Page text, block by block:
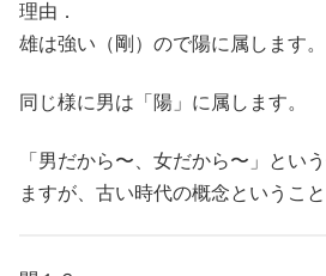
理由．
雄は強い（剛）ので陽に属します。
同じ様に男は「陽」に属します。
「男だから〜、女だから〜」とい
ますが、古い時代の概念というこ